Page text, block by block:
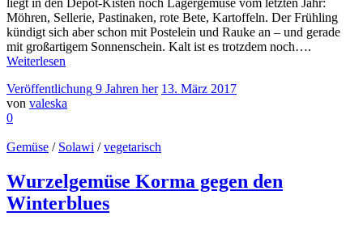
Möhren, Sellerie, Pastinaken, rote Bete, Kartoffeln. Der Frühling
kündigt sich aber schon mit Postelein und Rauke an – und gerade
mit großartigem Sonnenschein. Kalt ist es trotzdem noch….
Weiterlesen
Veröffentlichung 9 Jahren her 13. März 2017
von valeska
0
Gemüse / Solawi /vegetarisch
Wurzelgemüse Korma gegen den
Winterblues